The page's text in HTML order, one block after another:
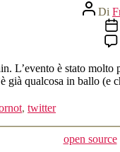
Autore
articolo
Di
L’evento è stato
già qualcosa in ballo
, twitter
open source